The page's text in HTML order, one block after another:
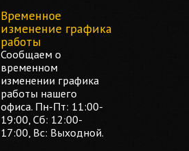
Временное
изменение графика
работы
Сообщаем о
временном
изменении графика
работы нашего
офиса. Пн-Пт: 11:00-
19:00, Сб: 12:00-
17:00, Вс: Выходной.